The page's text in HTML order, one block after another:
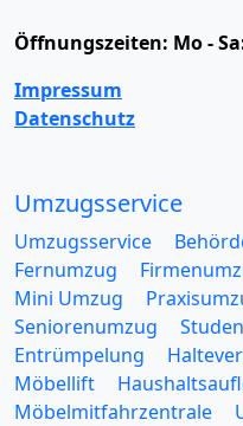
Öffnungszeiten: Mo -
Impressum
Datenschutz
Umzugsservice
Umzugsservice
Fernumzug
Mini Umzug
Seniorenumzug
Entrümpelung
Möbellift
Möbelmitfahrzentrale